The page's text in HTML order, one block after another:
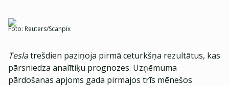
Foto: Reuters/Scanpix
Teslatrešdien paziņoja pirmā ceturkšņa rezultātus, kas
pārsniedza analītiķu prognozes. Uzņēmuma
pārdošanas apjoms gada pirmajos trīs mēnešos